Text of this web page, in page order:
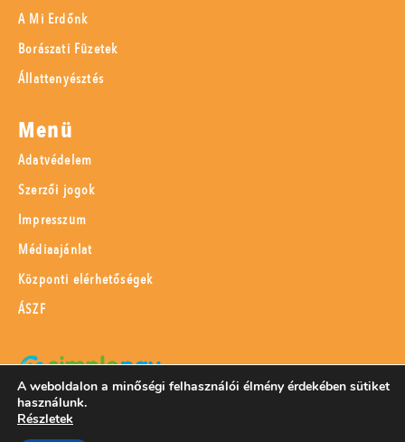
A Mi Erdőnk
Borászati Füzetek
Állattenyésztés
Menü
Adatvédelem
Szerzői jogok
Impresszum
Médiaajánlat
Központi elérhetőségek
ÁSZF
SimplePay adattovábbítási nyilatkozat
A weboldalon a minőségi felhasználói élmény érdekében sütiket
használunk.
Részletek